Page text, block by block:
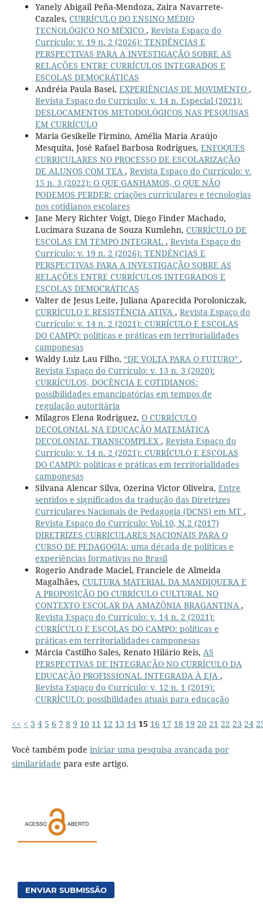
Yanely Abigail Peña-Mendoza, Zaira Navarrete-
Cazales, CURRÍCULO DO ENSINO MÉDIO
TECNOLÓGICO NO MÉXICO , Revista Espaço do
Currículo: v. 19 n. 2 (2026): TENDÊNCIAS E
PERSPECTIVAS PARA A INVESTIGAÇÃO SOBRE AS
RELAÇÕES ENTRE CURRÍCULOS INTEGRADOS E
ESCOLAS DEMOCRÁTICAS
Andréia Paula Basei, EXPERIÊNCIAS DE MOVIMENTO ,
Revista Espaço do Currículo: v. 14 n. Especial (2021):
DESLOCAMENTOS METODOLÓGICOS NAS PESQUISAS
EM CURRÍCULO
Maria Gesikelle Firmino, Amélia Maria Araújo
Mesquita, José Rafael Barbosa Rodrigues, ENFOQUES
CURRICULARES NO PROCESSO DE ESCOLARIZAÇÃO
DE ALUNOS COM TEA , Revista Espaço do Currículo: v.
15 n. 3 (2022): O QUE GANHAMOS, O QUE NÃO
PODEMOS PERDER: criações curriculares e tecnologias
nos cotidianos escolares
Jane Mery Richter Voigt, Diego Finder Machado,
Lucimara Suzana de Souza Kumlehn, CURRÍCULO DE
ESCOLAS EM TEMPO INTEGRAL , Revista Espaço do
Currículo: v. 19 n. 2 (2026): TENDÊNCIAS E
PERSPECTIVAS PARA A INVESTIGAÇÃO SOBRE AS
RELAÇÕES ENTRE CURRÍCULOS INTEGRADOS E
ESCOLAS DEMOCRÁTICAS
Valter de Jesus Leite, Juliana Aparecida Poroloniczak,
CURRÍCULO E RESISTÊNCIA ATIVA , Revista Espaço do
Currículo: v. 14 n. 2 (2021): CURRÍCULO E ESCOLAS
DO CAMPO: políticas e práticas em territorialidades
camponesas
Waldy Luiz Lau Filho, “DE VOLTA PARA O FUTURO” ,
Revista Espaço do Currículo: v. 13 n. 3 (2020):
CURRÍCULOS, DOCÊNCIA E COTIDIANOS:
possibilidades emancipatórias em tempos de
regulação autoritária
Milagros Elena Rodriguez, O CURRÍCULO
DECOLONIAL NA EDUCAÇÃO MATEMÁTICA
DECOLONIAL TRANSCOMPLEX , Revista Espaço do
Currículo: v. 14 n. 2 (2021): CURRÍCULO E ESCOLAS
DO CAMPO: políticas e práticas em territorialidades
camponesas
Silvana Alencar Silva, Ozerina Victor Oliveira, Entre
sentidos e significados da tradução das Diretrizes
Curriculares Nacionais de Pedagogia (DCNS) em MT ,
Revista Espaço do Currículo: Vol.10, N.2 (2017)
DIRETRIZES CURRICULARES NACIONAIS PARA O
CURSO DE PEDAGOGIA: uma década de políticas e
experiências formativas no Brasil
Rogerio Andrade Maciel, Franciele de Almeida
Magalhães, CULTURA MATERIAL DA MANDIQUERA E
A PROPOSIÇÃO DO CURRÍCULO CULTURAL NO
CONTEXTO ESCOLAR DA AMAZÔNIA BRAGANTINA ,
Revista Espaço do Currículo: v. 14 n. 2 (2021):
CURRÍCULO E ESCOLAS DO CAMPO: políticas e
práticas em territorialidades camponesas
Márcia Castilho Sales, Renato Hilário Reis, AS
PERSPECTIVAS DE INTEGRAÇÃO NO CURRÍCULO DA
EDUCAÇÃO PROFISSIONAL INTEGRADA À EJA ,
Revista Espaço do Currículo: v. 12 n. 1 (2019):
CURRÍCULO: possibilidades atuais para educação
<< < 3 4 5 6 7 8 9 10 11 12 13 14 15 16 17 18 19 20 21 22 23 24
Você também pode iniciar uma pesquisa avançada por
similaridade para este artigo.
ENVIAR SUBMISSÃO